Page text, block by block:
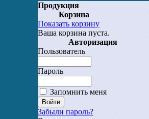
Продукция
Корзина
Показать корзину
Ваша корзина пуста.
Авторизация
Пользователь
Пароль
Запомнить меня
Забыли пароль?